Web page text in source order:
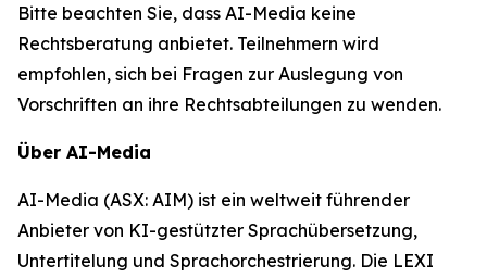
Bitte beachten Sie, dass AI-Media keine
Rechtsberatung anbietet. Teilnehmern wird
empfohlen, sich bei Fragen zur Auslegung von
Vorschriften an ihre Rechtsabteilungen zu wenden.
Über AI-Media
AI-Media (ASX: AIM) ist ein weltweit führender
Anbieter von KI-gestützter Sprachübersetzung,
Untertitelung und Sprachorchestrierung. Die LEXI